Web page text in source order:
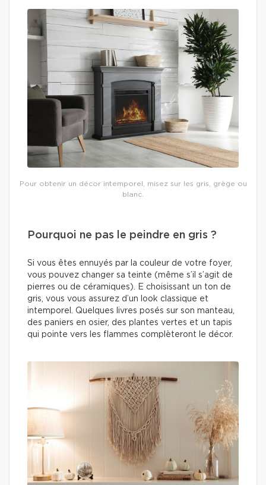
Pour obtenir un décor intemporel, misez sur les gris, grège ou
blanc.
Pourquoi ne pas le peindre en gris ?
Si vous êtes ennuyés par la couleur de votre foyer,
vous pouvez changer sa teinte (même s’il s’agit de
pierres ou de céramiques). E choisissant un ton de
gris, vous vous assurez d’un look classique et
intemporel. Quelques livres posés sur son manteau,
des paniers en osier, des plantes vertes et un tapis
qui pointe vers les flammes complèteront le décor.